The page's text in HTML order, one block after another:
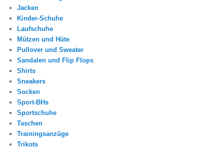
Jacken
Kinder-Schuhe
Laufschuhe
Mützen und Hüte
Pullover und Sweater
Sandalen und Flip Flops
Shirts
Sneakers
Socken
Sport-BHs
Sportschuhe
Taschen
Trainingsanzüge
Trikots